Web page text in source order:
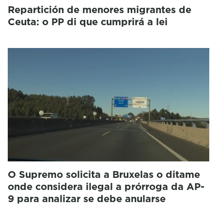
Repartición de menores migrantes de
Ceuta: o PP di que cumprirá a lei
O Supremo solicita a Bruxelas o ditame
onde considera ilegal a prórroga da AP-
9 para analizar se debe anularse